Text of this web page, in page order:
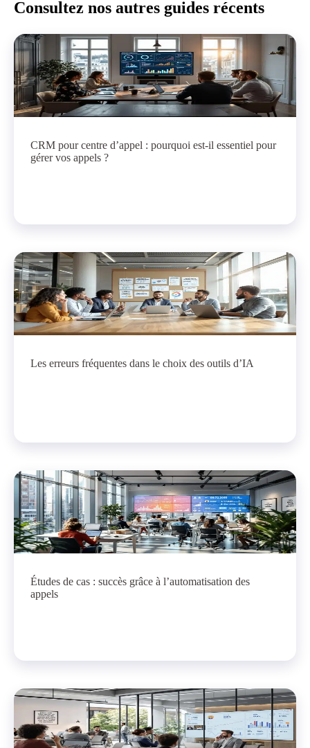
Consultez nos autres guides récents
CRM pour centre d’appel : pourquoi est-il essentiel pour
gérer vos appels ?
Les erreurs fréquentes dans le choix des outils d’IA
Études de cas : succès grâce à l’automatisation des
appels